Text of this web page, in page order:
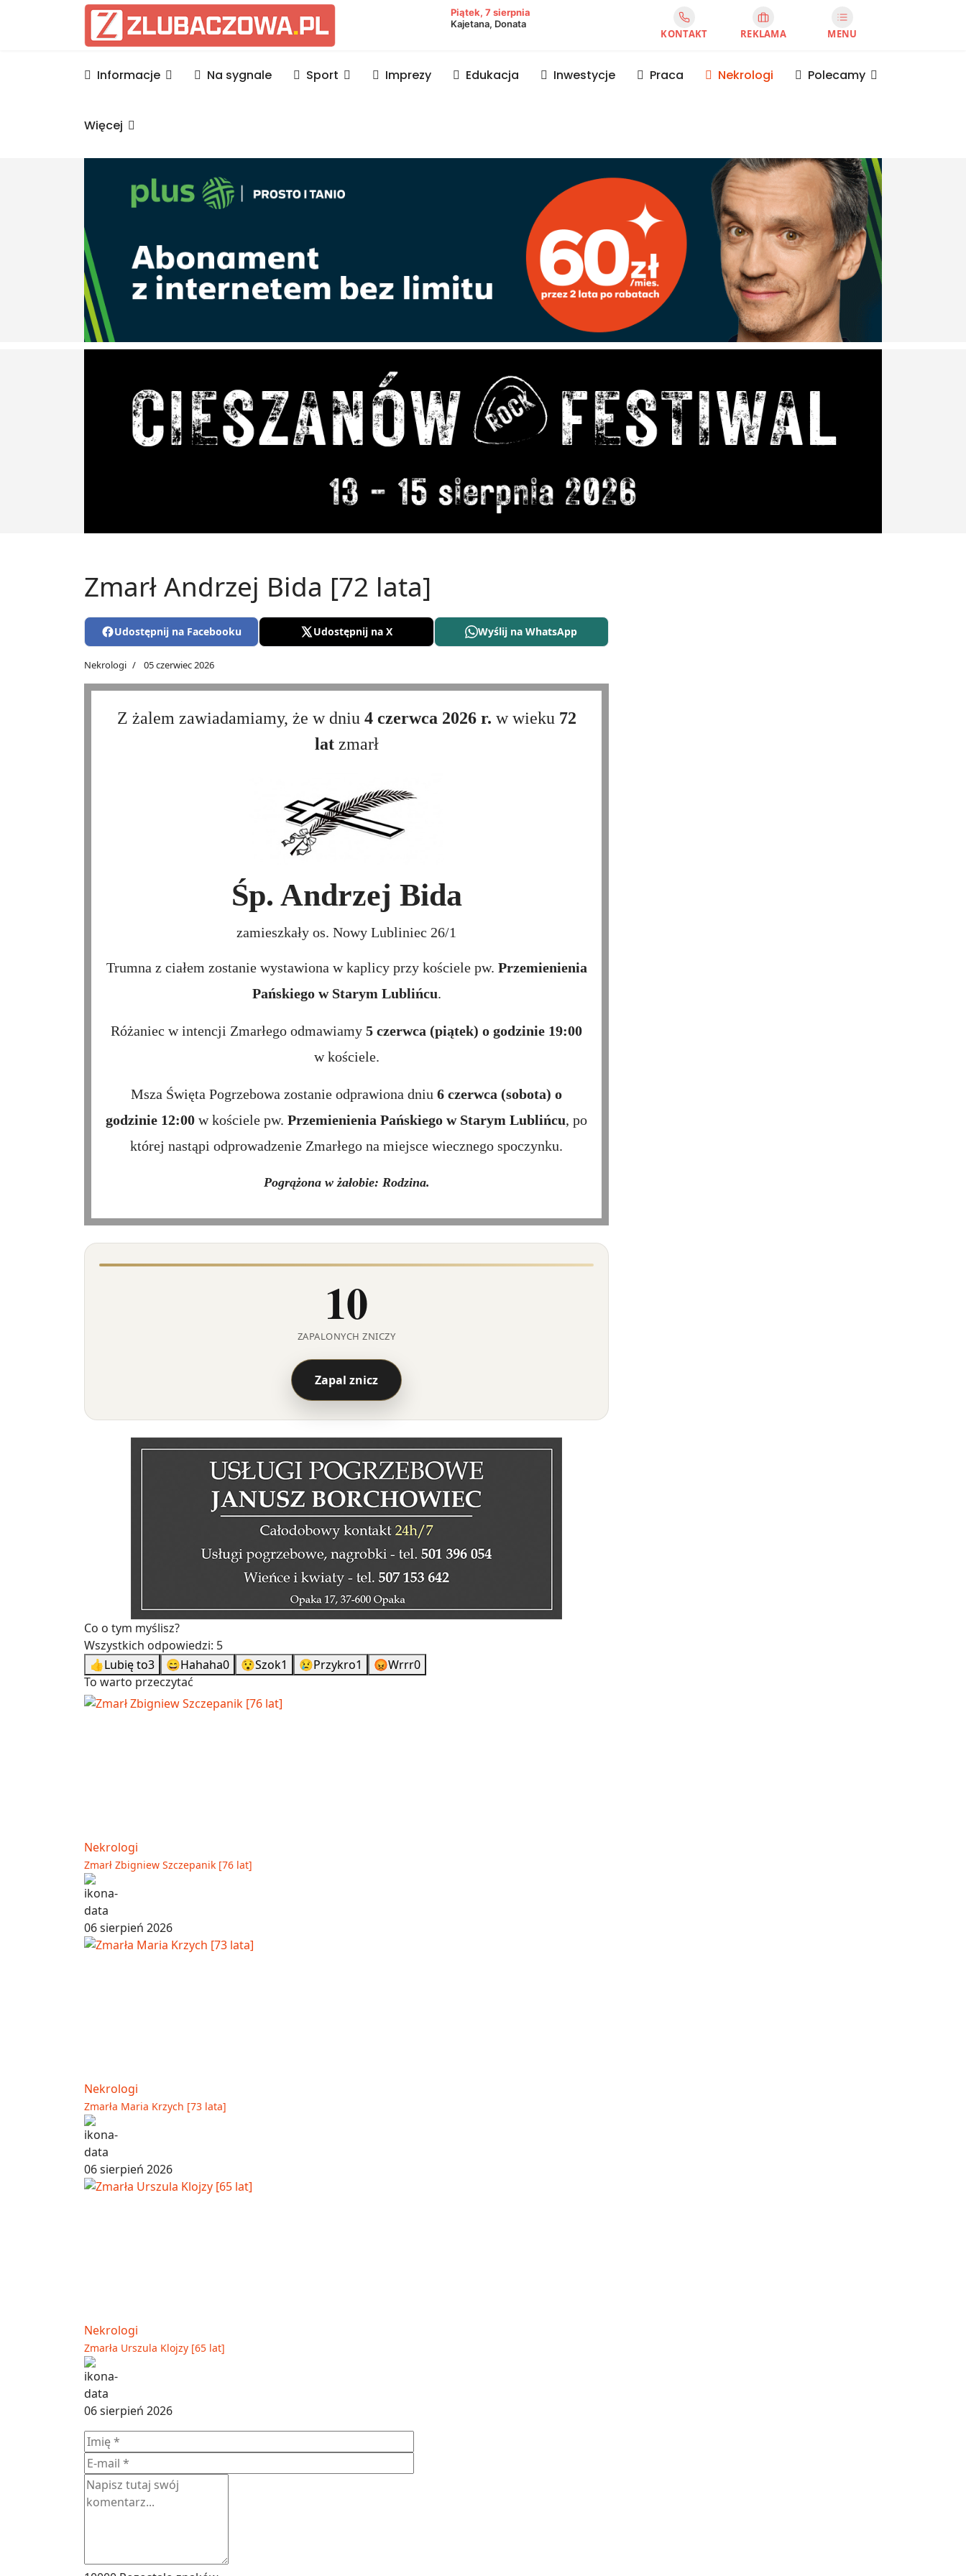
Informacje Lubaczów, powiat lubaczowski
Piątek, 7 sierpnia
Kajetana, Donata
KONTAKT REKLAMA MENU
Informacje Na sygnale Sport Imprezy Edukacja Inwestycje Praca Nekrologi Polecamy
Więcej
Zmarł Andrzej Bida [72 lata]
Udostępnij na Facebooku Udostępnij na X Wyślij na WhatsApp
Nekrologi 05 czerwiec 2026
Z żalem zawiadamiamy, że w dniu 4 czerwca 2026 r. w wieku 72
latzmarł
Śp. Andrzej Bida
zamieszkały os. Nowy Lubliniec 26/1
Trumna z ciałem zostanie wystawiona w kaplicy przy kościele pw. Przemienienia
Pańskiego w Starym Lublińcu.
Różaniec w intencji Zmarłego odmawiamy 5 czerwca (piątek) o godzinie 19:00
w kościele.
Msza Święta Pogrzebowa zostanie odprawiona dniu 6 czerwca (sobota) o
godzinie 12:00 w kościele pw. Przemienienia Pańskiego w Starym Lublińcu, po
której nastąpi odprowadzenie Zmarłego na miejsce wiecznego spoczynku.
Pogrążona w żałobie: Rodzina.
10
ZAPALONYCH ZNICZY
Zapal znicz
Co o tym myślisz?
Wszystkich odpowiedzi: 5
👍Lubię to3 😄Hahaha0 😯Szok1 😢Przykro1 😡Wrrr0
To warto przeczytać
Nekrologi
Zmarł Zbigniew Szczepanik [76 lat]
06 sierpień 2026
Nekrologi
Zmarła Maria Krzych [73 lata]
06 sierpień 2026
Nekrologi
Zmarła Urszula Klojzy [65 lat]
06 sierpień 2026